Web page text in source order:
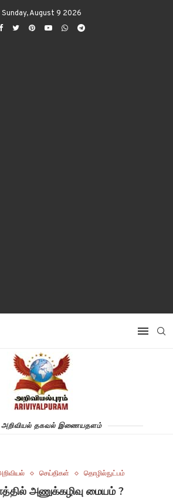
Sunday, August 9 2026
அறிவியல் தகவல் இணையதளம்
செய்திகள் தொழில்நுட்பம்
அணுக்கழிவு மையம் ?